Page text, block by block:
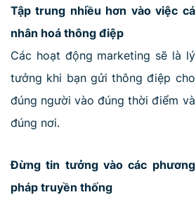
Tập trung nhiều hơn vào việc cá
nhân hoá thông điệp
Các hoạt động marketing sẽ là lý
tưởng khi bạn gửi thông điệp cho
đúng người vào đúng thời điểm và
đúng nơi.
Đừng tin tưởng vào các phương
pháp truyền thống